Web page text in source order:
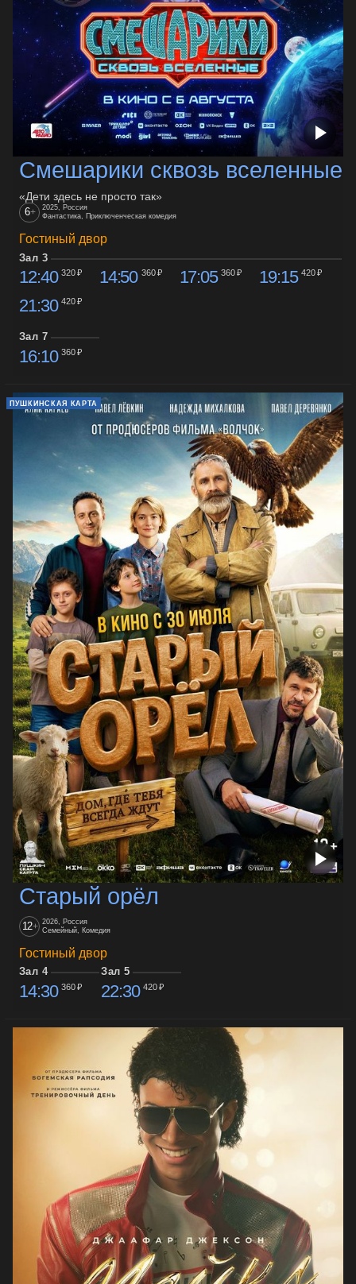
Смешарики сквозь вселенные
«Дети здесь не просто так»
6+
2025, Россия
Фантастика, Приключенческая комедия
Гостиный двор
Зал 3
12:40 320 ₽ 14:50 360 ₽ 17:05 360 ₽ 19:15 420 ₽
21:30 420 ₽
Зал 7
16:10 360 ₽
ПУШКИНСКАЯ КАРТА
Старый орёл
12+ 2026, Россия
Семейный, Комедия
Гостиный двор
Зал 4
14:30 360 ₽
Зал 5
22:30 420 ₽